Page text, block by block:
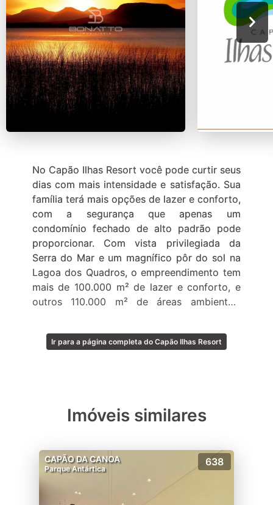
No Capão Ilhas Resort você pode curtir seus
dias com mais intensidade e satisfação. Sua
família terá mais opções de lazer e conforto,
com a segurança que apenas um
condomínio fechado de alto padrão pode
proporcionar. Com vista privilegiada da
Serra do Mar e um magnífico pôr do sol na
Lagoa dos Quadros, o empreendimento tem
mais de 100.000 m² de lazer e conforto, e
outros 110.000 m² de áreas ambientais
Ir para a página completa do Capão Ilhas Resort
Imóveis similares
CAPÃO DA CANOA
Parque Antártica
638